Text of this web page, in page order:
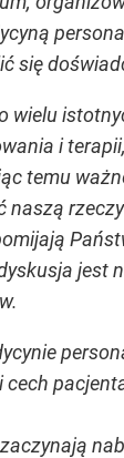
się
wielu
i
temu
jest